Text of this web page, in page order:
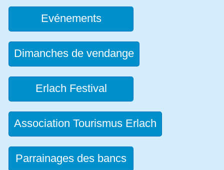
Evénements
Dimanches de vendange
Erlach Festival
Association Tourismus Erlach
Parrainages des bancs